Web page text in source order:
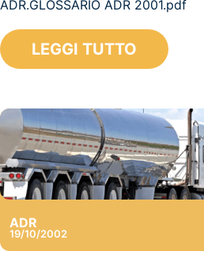
ADR.GLOSSARIO ADR 2001.pdf
LEGGI TUTTO
ADR
19/10/2002